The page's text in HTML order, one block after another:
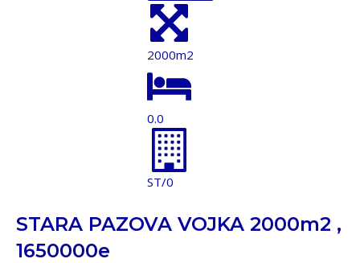
2000m2
0.0
ST/0
STARA PAZOVA VOJKA 2000m2 ,
1650000e